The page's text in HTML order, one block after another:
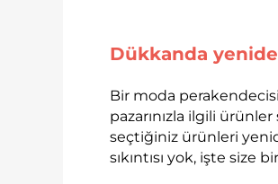
Dükkanda
Bir moda
pazarınızla ilgili
seçtiğiniz ürünleri
sıkıntısı yok, işte size